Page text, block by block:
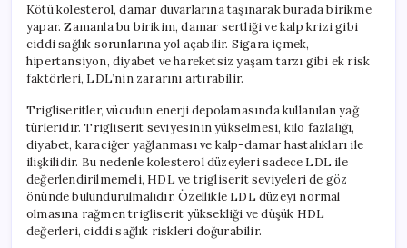
Kötü kolesterol, damar duvarlarına taşınarak burada birikme
yapar. Zamanla bu birikim, damar sertliği ve kalp krizi gibi
ciddi sağlık sorunlarına yol açabilir. Sigara içmek,
hipertansiyon, diyabet ve hareketsiz yaşam tarzı gibi ek risk
faktörleri, LDL’nin zararını artırabilir.
Trigliseritler, vücudun enerji depolamasında kullanılan yağ
türleridir. Trigliserit seviyesinin yükselmesi, kilo fazlalığı,
diyabet, karaciğer yağlanması ve kalp-damar hastalıkları ile
ilişkilidir. Bu nedenle kolesterol düzeyleri sadece LDL ile
değerlendirilmemeli, HDL ve trigliserit seviyeleri de göz
önünde bulundurulmalıdır. Özellikle LDL düzeyi normal
olmasına rağmen trigliserit yüksekliği ve düşük HDL
değerleri, ciddi sağlık riskleri doğurabilir.